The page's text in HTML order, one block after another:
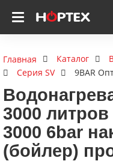
Главная Каталог
Серия SV
9BAR
3000
3000 6bar
(бойлер)